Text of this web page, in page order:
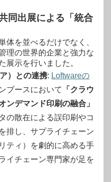
同出展による「統合
体を並べるだけでなく、
理の世界的企業と強力な
展示を行いました。
）との連携: Loftwareの
ブースにおいて
「クラウ
ンデマンド印刷の融合」
の散在による誤印刷やコ
排し、サプライチェーン
ティ）を劇的に高める手
イチェーン専門家が足を